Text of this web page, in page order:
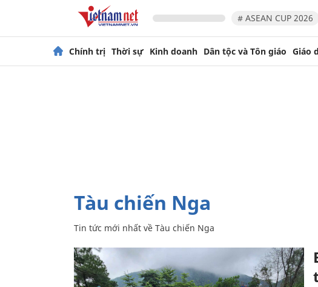
# ASEAN CUP 2026
Chính trị Thời sự Kinh doanh Dân tộc và Tôn giáo Giáo
Tàu chiến Nga
Tin tức mới nhất về Tàu chiến Nga